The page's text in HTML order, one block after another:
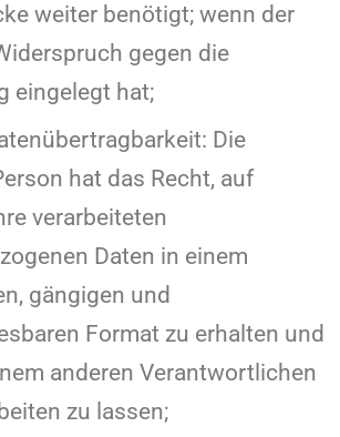
weiter benötigt; wenn der
gegen die
eingelegt hat;
Die
hat das Recht, auf
verarbeiteten
Daten in einem
gängigen und
Format zu erhalten und
anderen Verantwortlichen
zu lassen;